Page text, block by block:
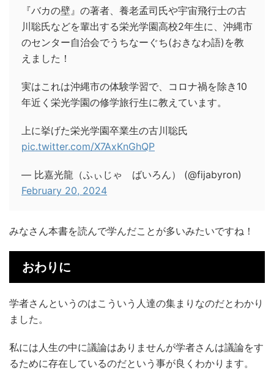
『バカの壁』の著者、養老孟司氏や宇宙飛行士の古
川聡氏などを輩出する栄光学園高校2年生に、沖縄市
のセンター自治会でうちなーぐち(おきなわ語)を教
えました！
実はこれは沖縄市の体験学習で、コロナ禍を除き10
年近く栄光学園の修学旅行生に教えています。
上に挙げた栄光学園卒業生の古川聡氏
pic.twitter.com/X7AxKnGhQP
— 比嘉光龍（ふぃじゃ ばいろん） (@fijabyron)
February 20, 2024
みなさん本書を読んで学んだことが多いみたいですね！
おわりに
学者さんというのはこういう人達の集まりなのだとわかり
ました。
私には人生の中に議論はありませんが学者さんは議論をす
るために存在しているのだという事が良くわかります。